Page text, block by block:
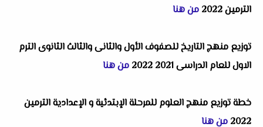
الترمين 2022
من هنا
توزيع منهج التاريخ للصفوف الأول والثانى والثالث الثانوى الترم
الاول للعام الدراسى 2021 2022
من هنا
خطة توزيع منهج العلوم للمرحلة الإبتدئية و الإعدادية الترمين
2022 من هنا